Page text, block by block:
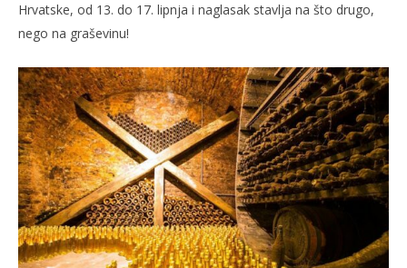
TRENUTNO OTVORENO
Go GROW – manifestacija koja graševinu stavlja
na svjetsku vinsku kartu
09.06.2023.
slatina.net
Hrvatske, od 13. do 17. lipnja i naglasak stavlja na što drugo,
nego na graševinu!